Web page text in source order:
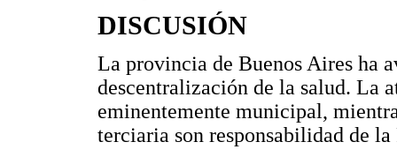
DISCUSIÓN
La provincia de Buenos Aires ha
descentralización de la salud. La
eminentemente municipal,
terciaria son responsabilidad de